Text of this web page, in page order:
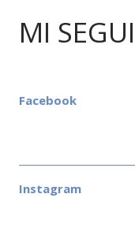
MI
Facebook
Instagram